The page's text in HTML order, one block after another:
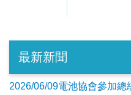
最新新聞
2026/06/09電池協會參加總